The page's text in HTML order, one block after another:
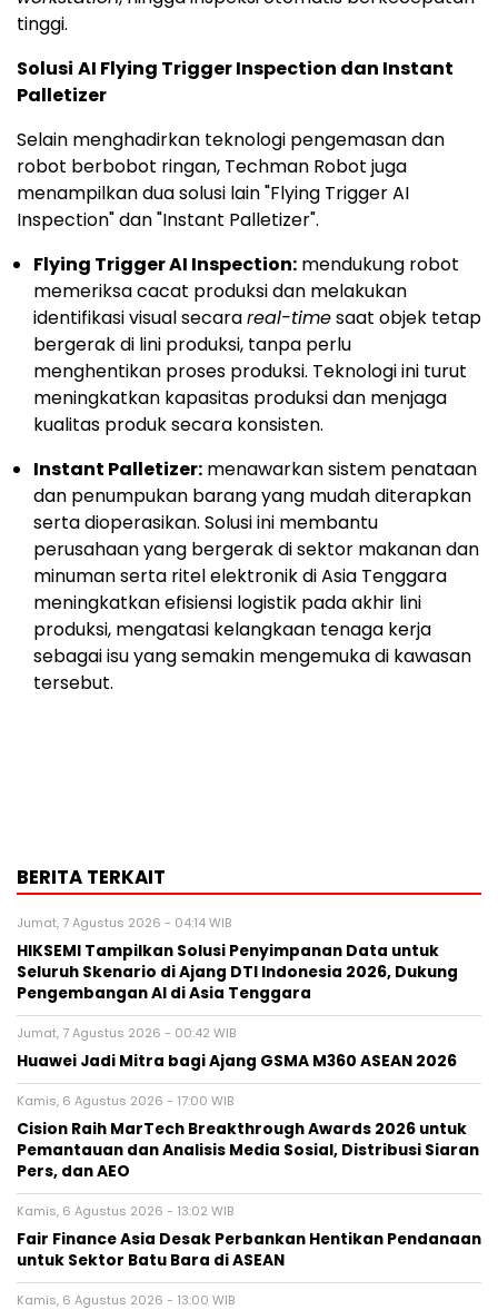
tinggi.
Solusi AI Flying Trigger Inspection dan Instant
Palletizer
Selain menghadirkan teknologi pengemasan dan
robot berbobot ringan, Techman Robot juga
menampilkan dua solusi lain "Flying Trigger AI
Inspection" dan "Instant Palletizer".
Flying Trigger AI Inspection: mendukung robot
memeriksa cacat produksi dan melakukan
identifikasi visual secarareal-timesaat objek tetap
bergerak di lini produksi, tanpa perlu
menghentikan proses produksi. Teknologi ini turut
meningkatkan kapasitas produksi dan menjaga
kualitas produk secara konsisten.
Instant Palletizer: menawarkan sistem penataan
dan penumpukan barang yang mudah diterapkan
serta dioperasikan. Solusi ini membantu
perusahaan yang bergerak di sektor makanan dan
minuman serta ritel elektronik di Asia Tenggara
meningkatkan efisiensi logistik pada akhir lini
produksi, mengatasi kelangkaan tenaga kerja
sebagai isu yang semakin mengemuka di kawasan
tersebut.
BERITA TERKAIT
Jumat, 7 Agustus 2026 - 04:14 WIB
HIKSEMI Tampilkan Solusi Penyimpanan Data untuk
Seluruh Skenario di Ajang DTI Indonesia 2026, Dukung
Pengembangan AI di Asia Tenggara
Jumat, 7 Agustus 2026 - 00:42 WIB
Huawei Jadi Mitra bagi Ajang GSMA M360 ASEAN 2026
Kamis, 6 Agustus 2026 - 17:00 WIB
Cision Raih MarTech Breakthrough Awards 2026 untuk
Pemantauan dan Analisis Media Sosial, Distribusi Siaran
Pers, dan AEO
Kamis, 6 Agustus 2026 - 13:02 WIB
Fair Finance Asia Desak Perbankan Hentikan Pendanaan
untuk Sektor Batu Bara di ASEAN
Kamis, 6 Agustus 2026 - 13:00 WIB